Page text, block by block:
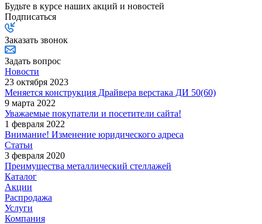
Будьте в курсе наших акций и новостей
Подписаться
Заказать звонок
Задать вопрос
Новости
23 октября 2023
Меняется конструкция Драйвера верстака ДИ 50(60)
9 марта 2022
Уважаемые покупатели и посетители сайта!
1 февраля 2022
Внимание! Изменение юридического адреса
Статьи
3 февраля 2020
Преимущества металлический стеллажей
Каталог
Акции
Распродажа
Услуги
Компания